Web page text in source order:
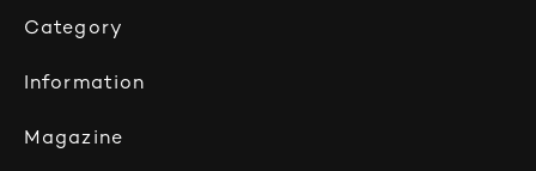
Information
Category
Magazine